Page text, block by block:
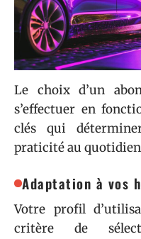
Le choix d’un
s’effectuer en
clés qui
praticité au
Adaptation à vos
Votre profil
critère de